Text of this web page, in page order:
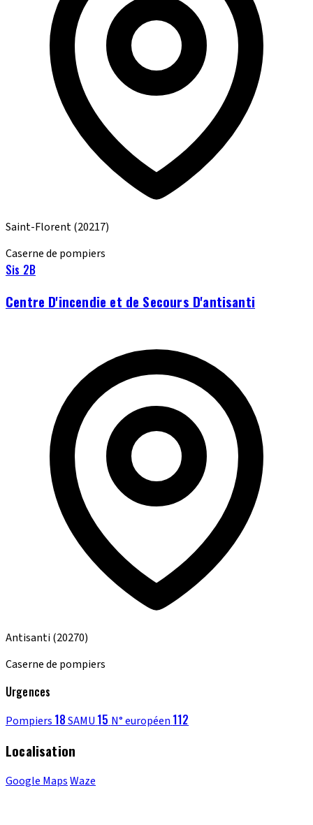
Saint-Florent(20217)
Caserne de pompiers
Sis 2B
Centre D'incendie et de Secours D'antisanti
Antisanti(20270)
Caserne de pompiers
Urgences
Pompiers 18SAMU 15 N° européen 112
Localisation
Google MapsWaze